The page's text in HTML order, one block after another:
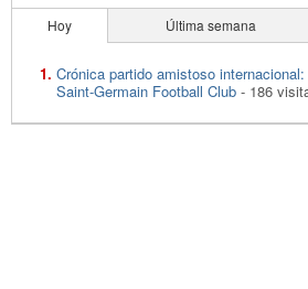
Hoy Última semana
Crónica partido amistoso
Saint-Germain Football Club - 186